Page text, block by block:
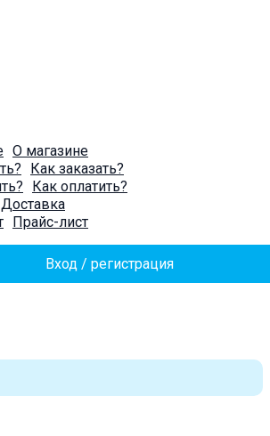
О магазине
Как заказать?
Как оплатить?
Доставка
Прайс-лист
Вход / регистрация